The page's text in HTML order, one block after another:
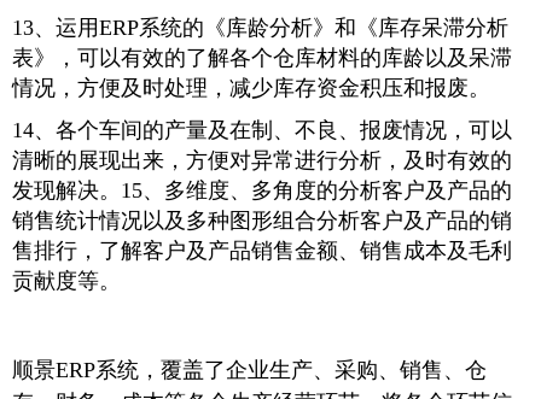
13、运用ERP系统的《库龄分析》和《库存呆滞分析
表》，可以有效的了解各个仓库材料的库龄以及呆滞
情况，方便及时处理，减少库存资金积压和报废。
14、各个车间的产量及在制、不良、报废情况，可以
清晰的展现出来，方便对异常进行分析，及时有效的
发现解决。15、多维度、多角度的分析客户及产品的
销售统计情况以及多种图形组合分析客户及产品的销
售排行，了解客户及产品销售金额、销售成本及毛利
贡献度等。
顺景ERP系统，覆盖了企业生产、采购、销售、仓